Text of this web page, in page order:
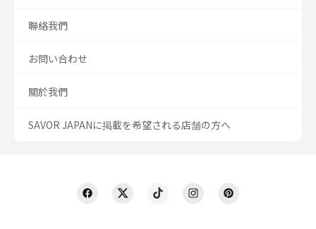
聯絡我們
お問い合わせ
關於我們
SAVOR JAPANに掲載を希望される店舗の方へ